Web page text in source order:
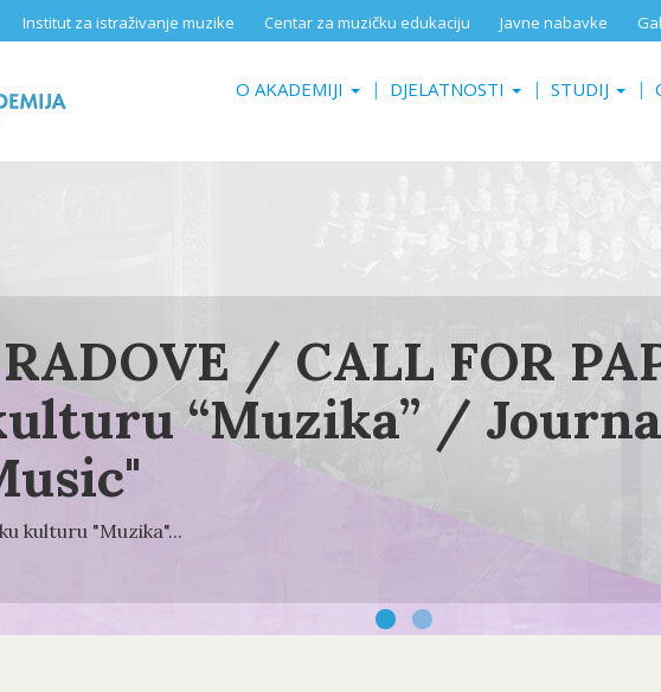
Institut za istraživanje muzike Centar za muzičku edukaciju Javne nabavke
O AKADEMIJI DJELATNOSTI STUDIJ
/ CALL FOR
“Muzika” /
kulturu "Muzika"...